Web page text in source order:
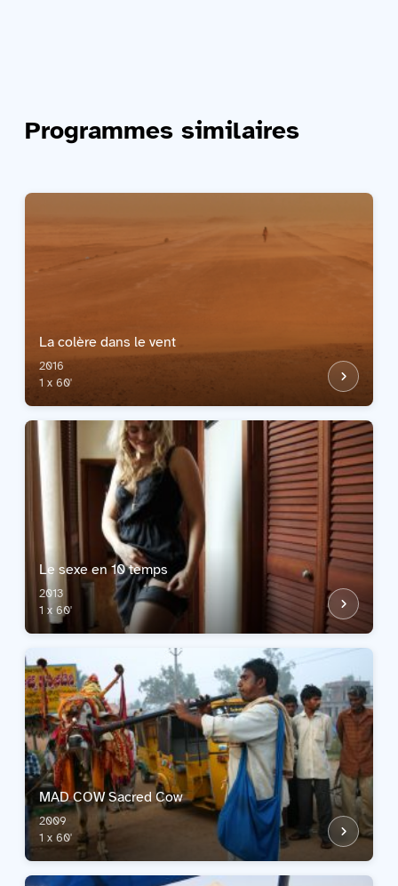
Programmes similaires
La colère dans le vent
2016
1 x 60'
Le sexe en 10 temps
2013
1 x 60'
MAD COW Sacred Cow
2009
1 x 60'